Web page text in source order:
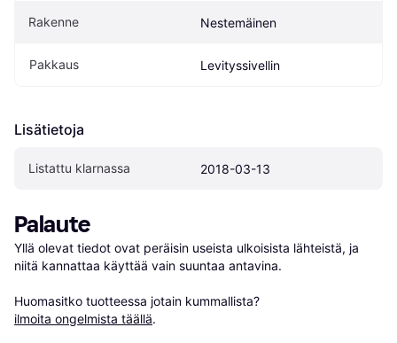
Rakenne Nestemäinen
Pakkaus Levityssivellin
Lisätietoja
Listattu klarnassa 2018-03-13
Palaute
Yllä olevat tiedot ovat peräisin useista ulkoisista lähteistä, ja
niitä kannattaa käyttää vain suuntaa antavina.
Huomasitko tuotteessa jotain kummallista?
ilmoita ongelmista täällä.